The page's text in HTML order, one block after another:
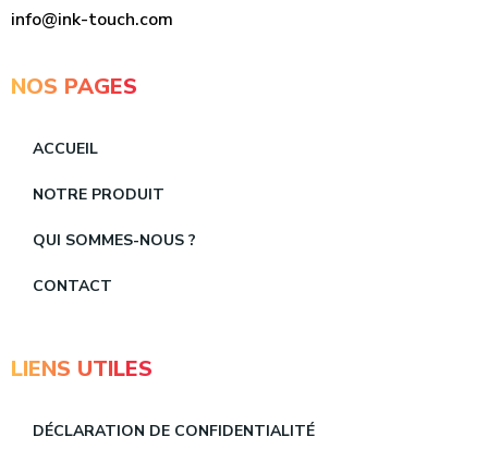
info@ink-touch.com
NOS PAGES
ACCUEIL
NOTRE PRODUIT
QUI SOMMES-NOUS ?
CONTACT
LIENS UTILES
DÉCLARATION DE CONFIDENTIALITÉ